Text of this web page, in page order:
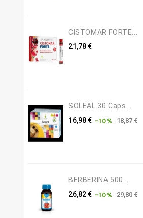
CISTOMAR FORTE...
Precio
21,78 €
SOLEAL 30 Caps...
Precio
16,98 € -10%
Precio
18,87 €
BERBERINA 500...
Precio
26,82 € -10%
Precio
29,80 €